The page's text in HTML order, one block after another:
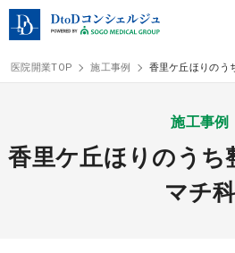
クリニック開業
医院開業TOP 施工事例 香里ケ丘ほりのう
施工事例
香里ケ丘ほりのうち
マチ